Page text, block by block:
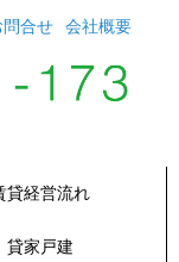
会社概要
問合せ
貸経営流れ
貸家戸建